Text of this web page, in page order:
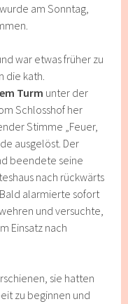
am Sonntag,
war etwas früher zu
die kath.
Turm unter der
Schlosshof her
Stimme „Feuer,
ausgelöst. Der
beendete seine
nach rückwärts
alarmierte sofort
und versuchte,
Einsatz nach
sie hatten
zu beginnen und